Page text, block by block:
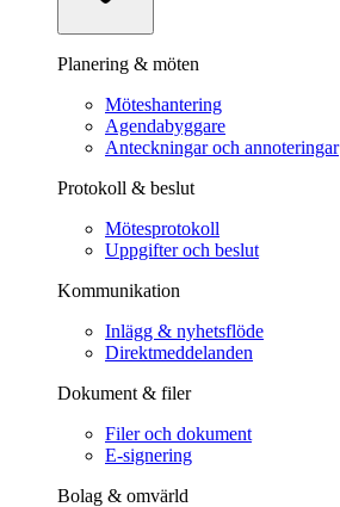
Planering & möten
Möteshantering
Agendabyggare
Anteckningar och annoteringar
Protokoll & beslut
Mötesprotokoll
Uppgifter och beslut
Kommunikation
Inlägg & nyhetsflöde
Direktmeddelanden
Dokument & filer
Filer och dokument
E-signering
Bolag & omvärld